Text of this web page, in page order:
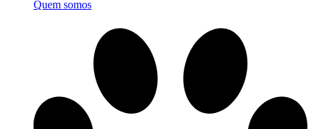
Quem somos